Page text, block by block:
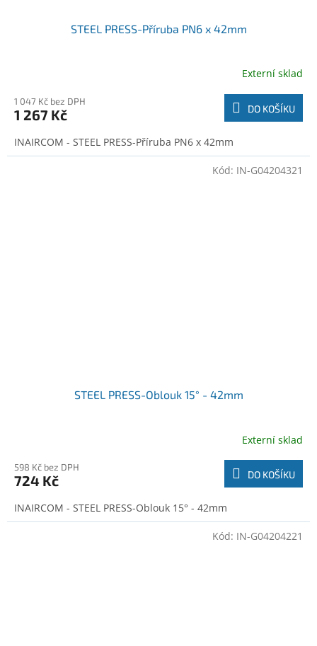
STEEL PRESS-Příruba PN6 x 42mm
Externí sklad
1 047 Kč bez DPH
1 267 Kč DO KOŠÍKU
INAIRCOM - STEEL PRESS-Příruba PN6 x 42mm
STEEL PRESS-Oblouk 15° - 42mm
Externí sklad
598 Kč bez DPH
724 Kč DO KOŠÍKU
INAIRCOM - STEEL PRESS-Oblouk 15° - 42mm
Kód: IN-G04204321
Kód: IN-G04204221